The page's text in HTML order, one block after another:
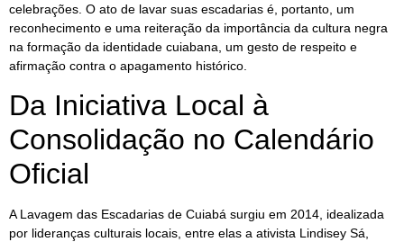
celebrações. O ato de lavar suas escadarias é, portanto, um
reconhecimento e uma reiteração da importância da cultura negra
na formação da identidade cuiabana, um gesto de respeito e
afirmação contra o apagamento histórico.
Da Iniciativa Local à
Consolidação no Calendário
Oficial
A Lavagem das Escadarias de Cuiabá surgiu em 2014, idealizada
por lideranças culturais locais, entre elas a ativista Lindisey Sá,